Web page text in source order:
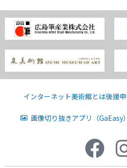
インターネット美術館とは後援
画像切り抜きアプリ（GaEasy）